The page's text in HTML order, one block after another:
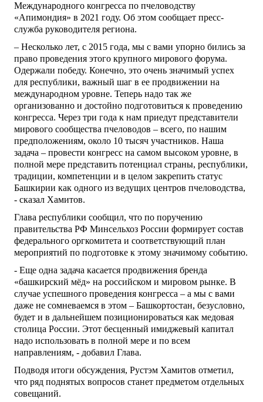
Международного конгресса по пчеловодству
«Апимондия» в 2021 году. Об этом сообщает пресс-
служба руководителя региона.
– Несколько лет, с 2015 года, мы с вами упорно бились за
право проведения этого крупного мирового форума.
Одержали победу. Конечно, это очень значимый успех
для республики, важный шаг в ее продвижении на
международном уровне. Теперь надо так же
организованно и достойно подготовиться к проведению
конгресса. Через три года к нам приедут представители
мирового сообщества пчеловодов – всего, по нашим
предположениям, около 10 тысяч участников. Наша
задача – провести конгресс на самом высоком уровне, в
полной мере представить потенциал страны, республики,
традиции, компетенции и в целом закрепить статус
Башкирии как одного из ведущих центров пчеловодства,
- сказал Хамитов.
Глава республики сообщил, что по поручению
правительства РФ Минсельхоз России формирует состав
федерального оргкомитета и соответствующий план
мероприятий по подготовке к этому значимому событию.
- Еще одна задача касается продвижения бренда
«башкирский мёд» на российском и мировом рынке. В
случае успешного проведения конгресса – а мы с вами
даже не сомневаемся в этом – Башкортостан, безусловно,
будет и в дальнейшем позиционироваться как медовая
столица России. Этот бесценный имиджевый капитал
надо использовать в полной мере и по всем
направлениям, - добавил Глава.
Подводя итоги обсуждения, Рустэм Хамитов отметил,
что ряд поднятых вопросов станет предметом отдельных
совещаний.